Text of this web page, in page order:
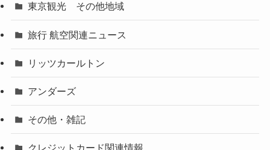
東京観光 その他地域
旅行 航空関連ニュース
リッツカールトン
アンダーズ
その他・雑記
クレジットカード関連情報